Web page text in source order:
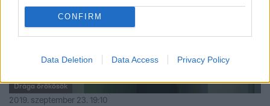
CONFIRM
Data Deletion Data Access Privacy Policy
Drága örökösök
2019. szeptember 23. 19:10